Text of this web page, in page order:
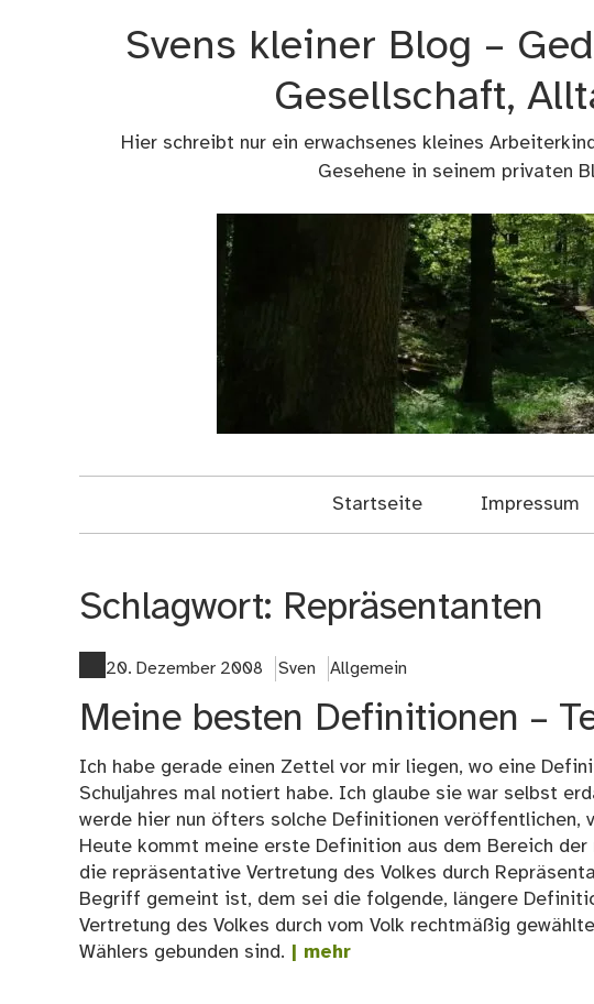
Svens kleiner Blog –
Gesellschaft,
Hier schreibt nur ein erwachsenes kleines
Gesehene in seinem privaten
Startseite Impressum
Schlagwort: Repräsentanten
20. Dezember 2008 Sven Allgemein
Meine besten Definitionen –
Ich habe gerade einen Zettel vor mir liegen, wo eine
Schuljahres mal notiert habe. Ich glaube sie war selbst
werde hier nun öfters solche Definitionen veröffentlichen,
Heute kommt meine erste Definition aus dem Bereich
die repräsentative Vertretung des Volkes durch
Begriff gemeint ist, dem sei die folgende, längere
Vertretung des Volkes durch vom Volk rechtmäßig
Wählers gebunden sind. | mehr